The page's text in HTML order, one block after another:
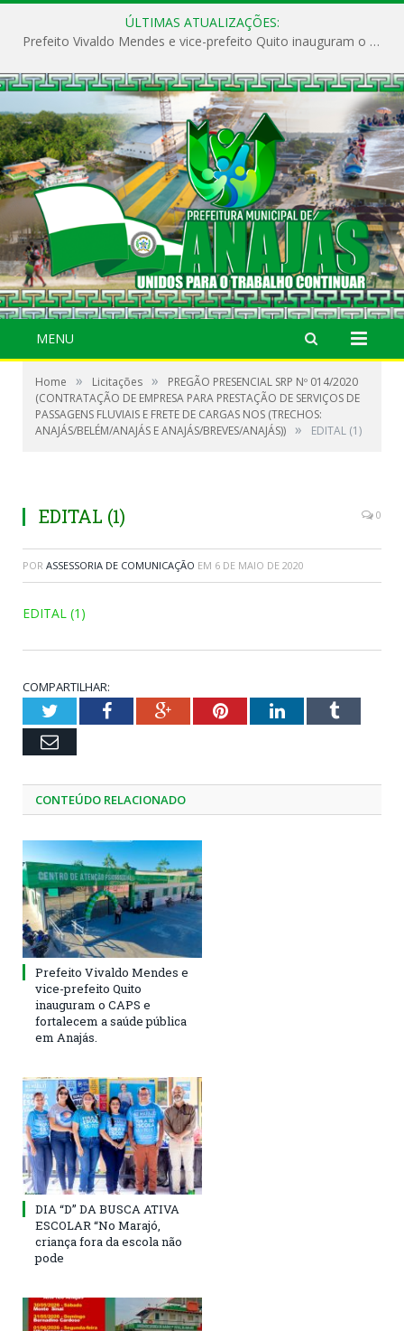
ÚLTIMAS ATUALIZAÇÕES:
Prefeito Vivaldo Mendes e vice-prefeito Quito inauguram o CAPS e fortalecem a saúde pública em Anajás.
MENU
Home » Licitações »
PREGÃO PRESENCIAL SRP Nº 014/2020
(CONTRATAÇÃO DE EMPRESA PARA PRESTAÇÃO DE SERVIÇOS DE
PASSAGENS FLUVIAIS E FRETE DE CARGAS NOS (TRECHOS:
ANAJÁS/BELÉM/ANAJÁS E ANAJÁS/BREVES/ANAJÁS)) » EDITAL (1)
EDITAL (1) 0
POR ASSESSORIA DE COMUNICAÇÃO EM 6 DE MAIO DE 2020
EDITAL (1)
COMPARTILHAR:
TwitterFacebookGoogle+PinterestLinkedInTumblr
Email
CONTEÚDO RELACIONADO
Prefeito Vivaldo Mendes e
vice-prefeito Quito
inauguram o CAPS e
fortalecem a saúde pública
em Anajás.
DIA “D” DA BUSCA ATIVA
ESCOLAR “No Marajó,
criança fora da escola não
pode